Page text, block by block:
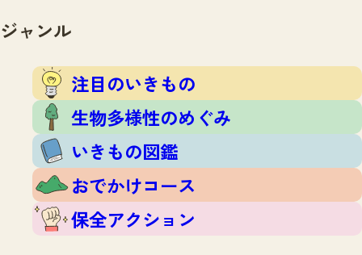
注目のいきもの
生物多様性のめぐみ
いきもの図鑑
おでかけコース
保全アクション
イベント
いきもの調査隊
調査レポート
調査レポートTOP
調査結果
ふくおかいきものマップ
マッチング
マッチングTOP
掲載申し込みフォーム
お問合せ
ジャンル
注目のいきもの
生物多様性のめぐみ
いきもの図鑑
おでかけコース
保全アクション